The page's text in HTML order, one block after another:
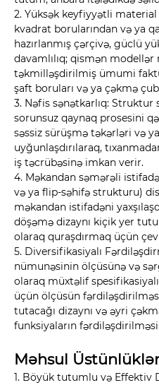
2. Yüksək keyfiyyətli
kvadrat borularından və ya
hazırlanmış çərçivə, güclü
davamlılıq; qismən
təkmilləşdirilmiş ümumi
şaft boruları və ya çəkmə
3. Nəfis sənətkarlıq:
sorunsuz qaynaq prosesini
səssiz sürüşmə təkərləri və ya
uyğunlaşdırılaraq,
iş təcrübəsinə imkan verir.
4. Məkandan səmərəli
və ya flip-səhifə strukturu)
məkandan istifadəni
döşəmə dizaynı kiçik yer
olaraq quraşdırmaq üçün
5. Diversifikasiyalı
nümunəsinin ölçüsünə və
olaraq müxtəlif
üçün ölçüsün
tutacağı dizaynı və əyri
funksiyaların
Məhsul
1. Böyük tutumlu və Effektiv